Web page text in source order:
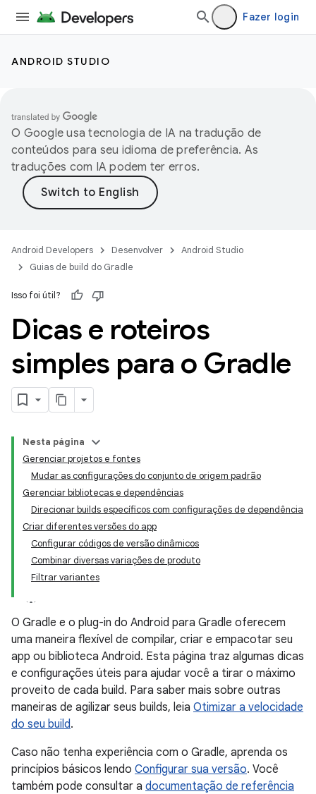
Fazer login
ANDROID STUDIO
O Google usa tecnologia de IA na tradução de
conteúdos para seu idioma de preferência. As
traduções com IA podem ter erros.
Android Developers Desenvolver
Android Studio
Guias de build do Gradle
Isso foi útil?
Dicas e roteiros
simples para o Gradle
Nesta página
Gerenciar projetos e fontes
Mudar as configurações do conjunto de origem padrão
Gerenciar bibliotecas e dependências
Direcionar builds específicos com configurações de dependência
Criar diferentes versões do app
Configurar códigos de versão dinâmicos
Combinar diversas variações de produto
Filtrar variantes
O Gradle e o plug-in do Android para Gradle oferecem
uma maneira flexível de compilar, criar e empacotar seu
app ou biblioteca Android. Esta página traz algumas dicas
e configurações úteis para ajudar você a tirar o máximo
proveito de cada build. Para saber mais sobre outras
maneiras de agilizar seus builds, leia Otimizar a velocidade
do seu build.
Caso não tenha experiência com o Gradle, aprenda os
princípios básicos lendo Configurar sua versão. Você
também pode consultar a documentação de referência